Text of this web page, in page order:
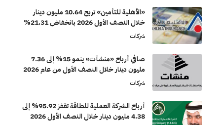
«الأهلية للتأمين» تربح 10.64 مليون دينار
خلال النصف الأول 2026 بانخفاض 21.31%
شركات
صافي أرباح «منشآت» ينمو 15% إلى 7.36
مليون دينار خلال النصف الأول من عام 2026
شركات
أرباح الشركة العملية للطاقة تقفز 95.92% إلى
4.38 مليون دينار خلال النصف الأول 2026